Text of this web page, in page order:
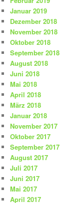
Januar 2019
Dezember 2018
November 2018
Oktober 2018
September 2018
August 2018
Juni 2018
Mai 2018
April 2018
März 2018
Januar 2018
November 2017
Oktober 2017
September 2017
August 2017
Juli 2017
Juni 2017
Mai 2017
April 2017